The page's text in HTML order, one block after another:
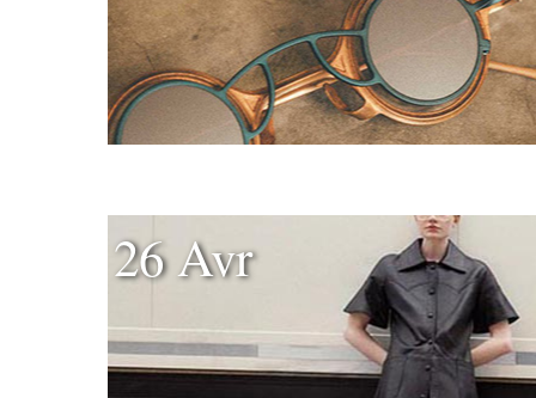
26 Avr